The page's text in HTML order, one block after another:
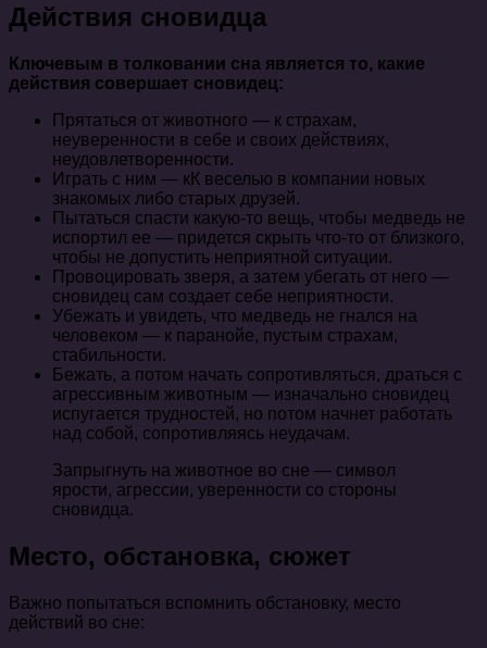
Действия сновидца
Ключевым в толковании сна является то, какие
действия совершает сновидец:
Прятаться от животного — к страхам,
неуверенности в себе и своих действиях,
неудовлетворенности.
Играть с ним — кК веселью в компании новых
знакомых либо старых друзей.
Пытаться спасти какую-то вещь, чтобы медведь не
испортил ее — придется скрыть что-то от близкого,
чтобы не допустить неприятной ситуации.
Провоцировать зверя, а затем убегать от него —
сновидец сам создает себе неприятности.
Убежать и увидеть, что медведь не гнался на
человеком — к паранойе, пустым страхам,
стабильности.
Бежать, а потом начать сопротивляться, драться с
агрессивным животным — изначально сновидец
испугается трудностей, но потом начнет работать
над собой, сопротивляясь неудачам.
Запрыгнуть на животное во сне — символ
ярости, агрессии, уверенности со стороны
сновидца.
Место, обстановка, сюжет
Важно попытаться вспомнить обстановку, место
действий во сне: